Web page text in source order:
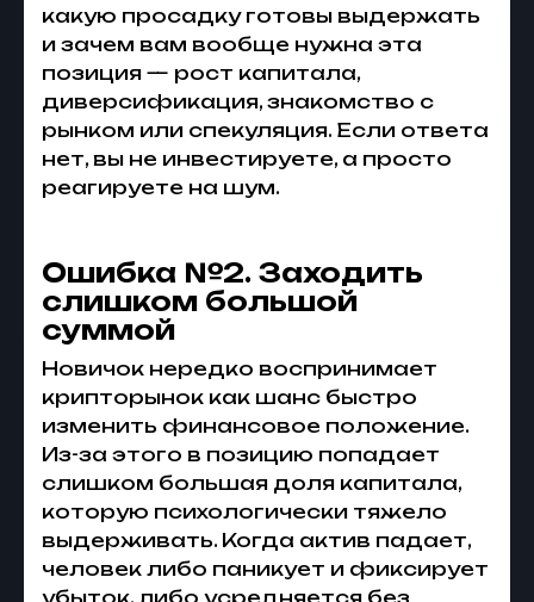
какую просадку готовы выдержать
и зачем вам вообще нужна эта
позиция — рост капитала,
диверсификация, знакомство с
рынком или спекуляция. Если ответа
нет, вы не инвестируете, а просто
реагируете на шум.
Ошибка №2. Заходить
слишком большой
суммой
Новичок нередко воспринимает
крипторынок как шанс быстро
изменить финансовое положение.
Из-за этого в позицию попадает
слишком большая доля капитала,
которую психологически тяжело
выдерживать. Когда актив падает,
человек либо паникует и фиксирует
убыток, либо усредняется без